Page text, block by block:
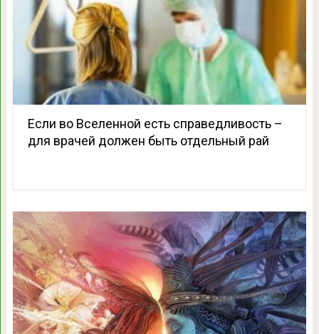
Если во Вселенной есть справедливость –
для врачей должен быть отдельный рай